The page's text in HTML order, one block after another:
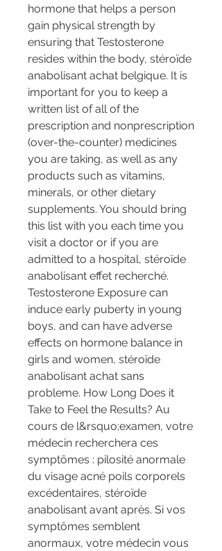
hormone that helps a person
gain physical strength by
ensuring that Testosterone
resides within the body, stéroïde
anabolisant achat belgique. It is
important for you to keep a
written list of all of the
prescription and nonprescription
(over-the-counter) medicines
you are taking, as well as any
products such as vitamins,
minerals, or other dietary
supplements. You should bring
this list with you each time you
visit a doctor or if you are
admitted to a hospital, stéroïde
anabolisant effet recherché.
Testosterone Exposure can
induce early puberty in young
boys, and can have adverse
effects on hormone balance in
girls and women, stéroïde
anabolisant achat sans
probleme. How Long Does it
Take to Feel the Results? Au
cours de l&rsquo;examen, votre
médecin recherchera ces
symptômes : pilosité anormale
du visage acné poils corporels
excédentaires, stéroïde
anabolisant avant après. Si vos
symptômes semblent
anormaux, votre médecin vous